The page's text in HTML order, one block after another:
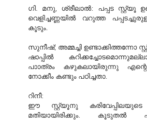
ഗി. മനു, ശ്രീലാല്‍: പപ്പട സ്റ്റ്യൂ
വെളിച്ചണ്ണയില്‍ വറുത്ത
കൂടും.
സുനീഷ്; അമ്മച്ചി ഉണ്ടാക്കിത്തന്നോ
ഷാപ്പില്‍
പാ‍ാത്രം കഴുകലായിരുന്നു
നോക്കീം കണ്ടും പഠിച്ചതാ.
റിനീ:
ഈ സ്റ്റ്യൂനു
മതിയായിരിക്കും. കൂടുതല്‍